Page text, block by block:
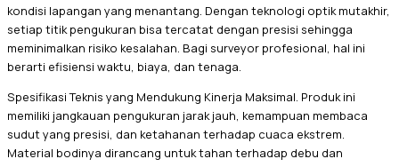
kondisi lapangan yang menantang. Dengan teknologi optik mutakhir,
setiap titik pengukuran bisa tercatat dengan presisi sehingga
meminimalkan risiko kesalahan. Bagi surveyor profesional, hal ini
berarti efisiensi waktu, biaya, dan tenaga.
Spesifikasi Teknis yang Mendukung Kinerja Maksimal. Produk ini
memiliki jangkauan pengukuran jarak jauh, kemampuan membaca
sudut yang presisi, dan ketahanan terhadap cuaca ekstrem.
Material bodinya dirancang untuk tahan terhadap debu dan